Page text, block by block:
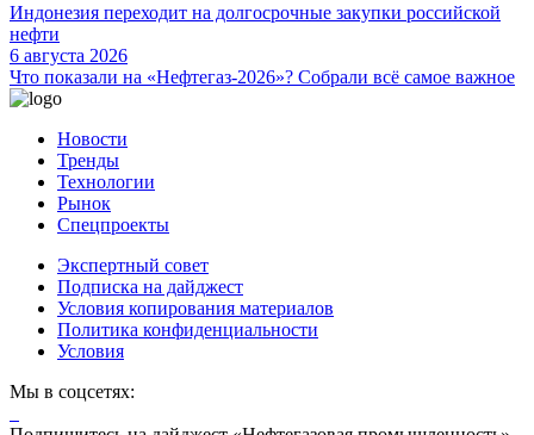
Индонезия переходит на долгосрочные закупки российской
нефти
6 августа 2026
Что показали на «Нефтегаз-2026»? Собрали всё самое важное
Новости
Тренды
Технологии
Рынок
Спецпроекты
Экспертный совет
Подписка на дайджест
Условия копирования материалов
Политика конфиденциальности
Условия
Мы в соцсетях: